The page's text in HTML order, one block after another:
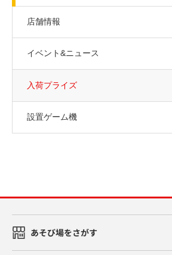
店舗情報
イベント&ニュース
入荷プライズ
設置ゲーム機
あそび場をさがす